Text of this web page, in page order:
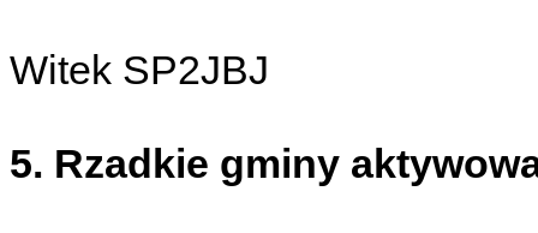
Witek SP2JBJ
5. Rzadkie gminy